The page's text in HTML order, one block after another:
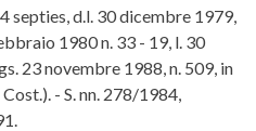
septies, d.l. 30 dicembre 1979,
1980 n. 33 - 19, l. 30
23 novembre 1988, n. 509, in
- S. nn. 278/1984,